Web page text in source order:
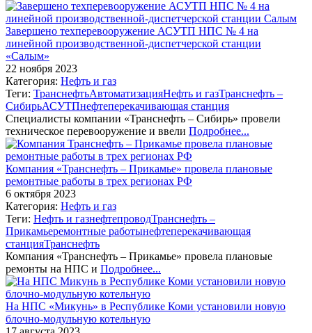
Завершено техперевооружение АСУТП НПС № 4 на
линейной производственной-диспетчерской станции
«Салым»
22 ноября 2023
Категория: Нефть и газ
Теги: ТранснефтьАвтоматизацияНефть и газТранснефть –
СибирьАСУТПнефтеперекачивающая станция
Специалисты компании «Транснефть – Сибирь» провели
техническое перевооружение и ввели Подробнее...
Компания «Транснефть – Прикамье» провела плановые
ремонтные работы в трех регионах РФ
6 октября 2023
Категория: Нефть и газ
Теги: Нефть и газнефтепроводТранснефть –
Прикамьеремонтные работынефтеперекачивающая
станцияТранснефть
Компания «Транснефть – Прикамье» провела плановые
ремонты на НПС и Подробнее...
На НПС «Микунь» в Республике Коми установили новую
блочно-модульную котельную